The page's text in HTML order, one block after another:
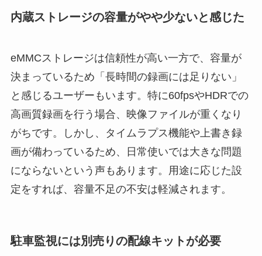
内蔵ストレージの容量がやや少ないと感じた
eMMCストレージは信頼性が高い一方で、容量が
決まっているため「長時間の録画には足りない」
と感じるユーザーもいます。特に60fpsやHDRでの
高画質録画を行う場合、映像ファイルが重くなり
がちです。しかし、タイムラプス機能や上書き録
画が備わっているため、日常使いでは大きな問題
にならないという声もあります。用途に応じた設
定をすれば、容量不足の不安は軽減されます。
駐車監視には別売りの配線キットが必要